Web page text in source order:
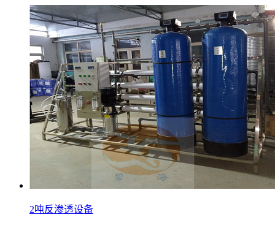
2吨反渗透设备